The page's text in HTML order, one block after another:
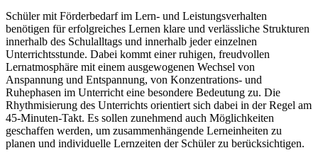
Schüler mit Förderbedarf im Lern- und Leistungsverhalten
benötigen für erfolgreiches Lernen klare und verlässliche Strukturen
innerhalb des Schulalltags und innerhalb jeder einzelnen
Unterrichtsstunde. Dabei kommt einer ruhigen, freudvollen
Lernatmosphäre mit einem ausgewogenen Wechsel von
Anspannung und Entspannung, von Konzentrations- und
Ruhephasen im Unterricht eine besondere Bedeutung zu. Die
Rhythmisierung des Unterrichts orientiert sich dabei in der Regel am
45-Minuten-Takt. Es sollen zunehmend auch Möglichkeiten
geschaffen werden, um zusammenhängende Lerneinheiten zu
planen und individuelle Lernzeiten der Schüler zu berücksichtigen.